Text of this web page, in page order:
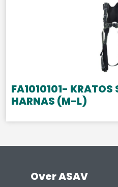
FA1010101- KRATOS
HARNAS (M-L)
Over ASAV